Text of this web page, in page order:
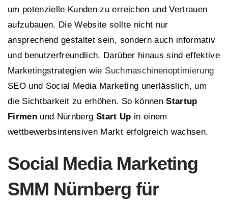
um potenzielle Kunden zu erreichen und Vertrauen
aufzubauen. Die Website sollte nicht nur
ansprechend gestaltet sein, sondern auch informativ
und benutzerfreundlich. Darüber hinaus sind effektive
Marketingstrategien wie Suchmaschinenoptimierung
SEO und Social Media Marketing unerlässlich, um
die Sichtbarkeit zu erhöhen. So könnenStartup
Firmen und Nürnberg Start Up in einem
wettbewerbsintensiven Markt erfolgreich wachsen.
Social Media Marketing
SMM Nürnberg für